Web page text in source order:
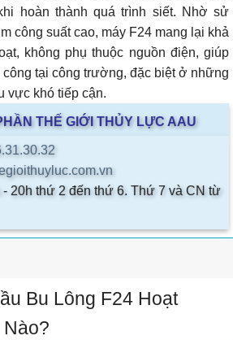
hoàn thành quá trình siết. Nhờ sử
công suất cao, máy F24 mang lại khả
không phụ thuộc nguồn điện, giúp
công tại công trường, đặc biệt ở những
vực khó tiếp cận.
THẾ GIỚI THỦY LỰC AAU
20h thứ 2 đến thứ 6. Thứ 7 và CN từ
Bu Lông F24 Hoạt